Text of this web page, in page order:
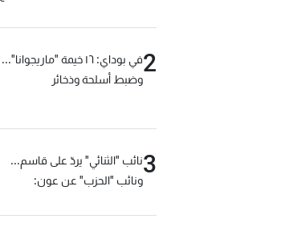
2
في بوداي: ١٦ خيمة "ماريجوانا"...
وضبط أسلحة وذخائر
3نائب "الثنائي" يردّ على قاسم...
ونائب "الحزب" عن عون: